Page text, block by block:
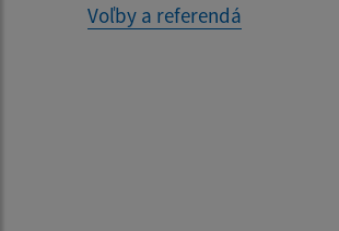
Voľby a referendá